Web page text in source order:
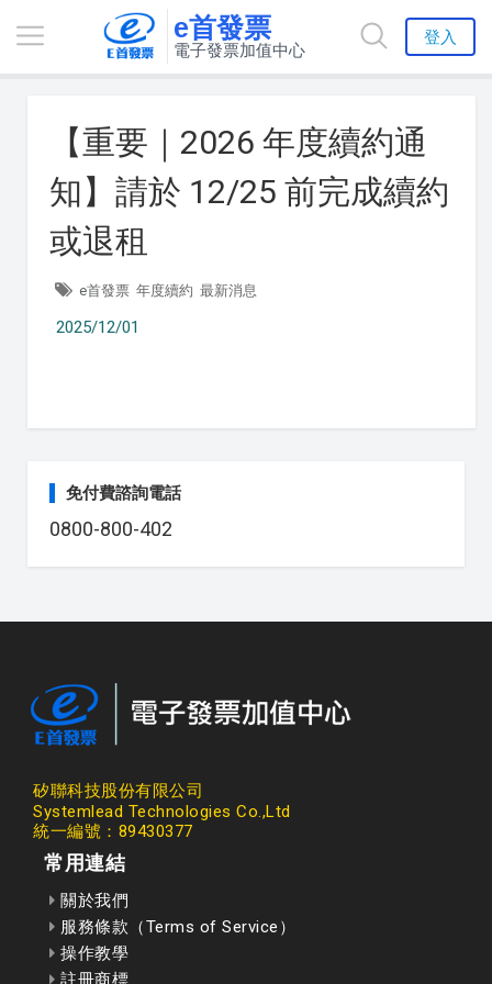
e首發票
電子發票加值中心
登入
【重要｜2026 年度續約通
知】請於 12/25 前完成續約
或退租
e首發票 年度續約 最新消息
2025/12/01
免付費諮詢電話
0800-800-402
矽聯科技股份有限公司
Systemlead Technologies Co.,Ltd
統一編號：89430377
常用連結
關於我們
服務條款（Terms of Service）
操作教學
註冊商標